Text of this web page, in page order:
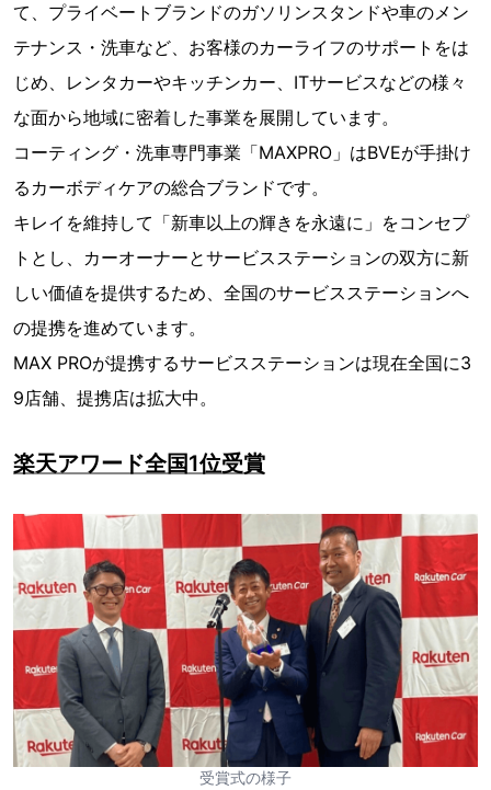
て、プライベートブランドのガソリンスタンドや車のメン
テナンス・洗車など、お客様のカーライフのサポートをは
じめ、レンタカーやキッチンカー、ITサービスなどの様々
な面から地域に密着した事業を展開しています。
コーティング・洗車専門事業「MAXPRO」はBVEが手掛け
るカーボディケアの総合ブランドです。
キレイを維持して「新車以上の輝きを永遠に」をコンセプ
トとし、カーオーナーとサービスステーションの双方に新
しい価値を提供するため、全国のサービスステーションへ
の提携を進めています。
MAX PROが提携するサービスステーションは現在全国に3
9店舗、提携店は拡大中。
楽天アワード全国1位受賞
受賞式の様子